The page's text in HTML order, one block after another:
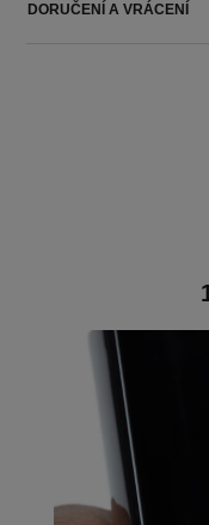
DORUČENÍ A VRÁCENÍ